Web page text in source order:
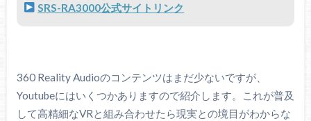
SRS-RA3000公式サイトリンク
360 Reality Audioのコンテンツはまだ少ないですが、
Youtubeにはいくつかありますので紹介します。これが普及
して高精細なVRと組み合わせたら現実との境目がわからな